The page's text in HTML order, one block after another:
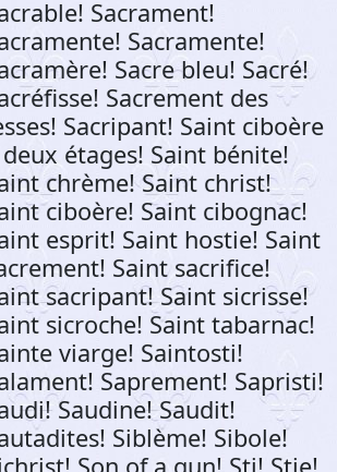
Sacrament!
Sacramente!
Sacre bleu! Sacré!
Sacrement des
Sacripant! Saint ciboère
étages! Saint bénite!
chrème! Saint christ!
ciboère! Saint cibognac!
esprit! Saint hostie! Saint
Saint sacrifice!
sacripant! Saint sicrisse!
sicroche! Saint tabarnac!
viarge! Saintosti!
Saprement! Sapristi!
Saudine! Saudit!
Siblème! Sibole!